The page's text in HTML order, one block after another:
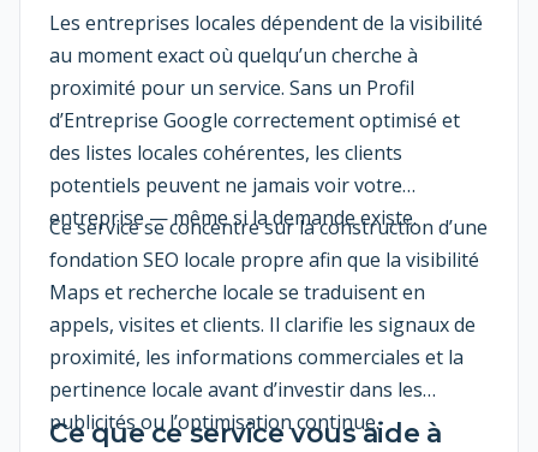
Les entreprises locales dépendent de la visibilité
au moment exact où quelqu’un cherche à
proximité pour un service. Sans un Profil
d’Entreprise Google correctement optimisé et
des listes locales cohérentes, les clients
potentiels peuvent ne jamais voir votre
entreprise — même si la demande existe.
Ce service se concentre sur la construction d’une
fondation SEO locale propre afin que la visibilité
Maps et recherche locale se traduisent en
appels, visites et clients. Il clarifie les signaux de
proximité, les informations commerciales et la
pertinence locale avant d’investir dans les
publicités ou l’optimisation continue.
Ce que ce service vous aide à